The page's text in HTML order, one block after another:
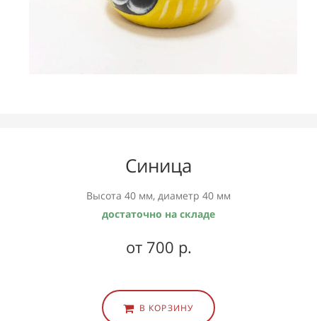
Синица
Высота 40 мм, диаметр 40 мм
достаточно на складе
от 700 р.
В КОРЗИНУ